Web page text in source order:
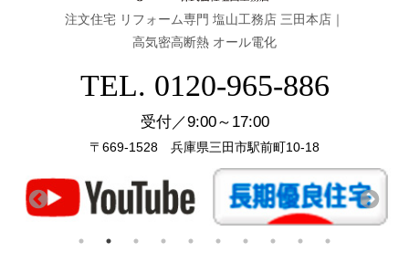
注文住宅 リフォーム専門 塩山工務店 三田本店｜
高気密高断熱 オール電化
TEL. 0120-965-886
受付／9:00～17:00
〒669-1528 兵庫県三田市駅前町10-18